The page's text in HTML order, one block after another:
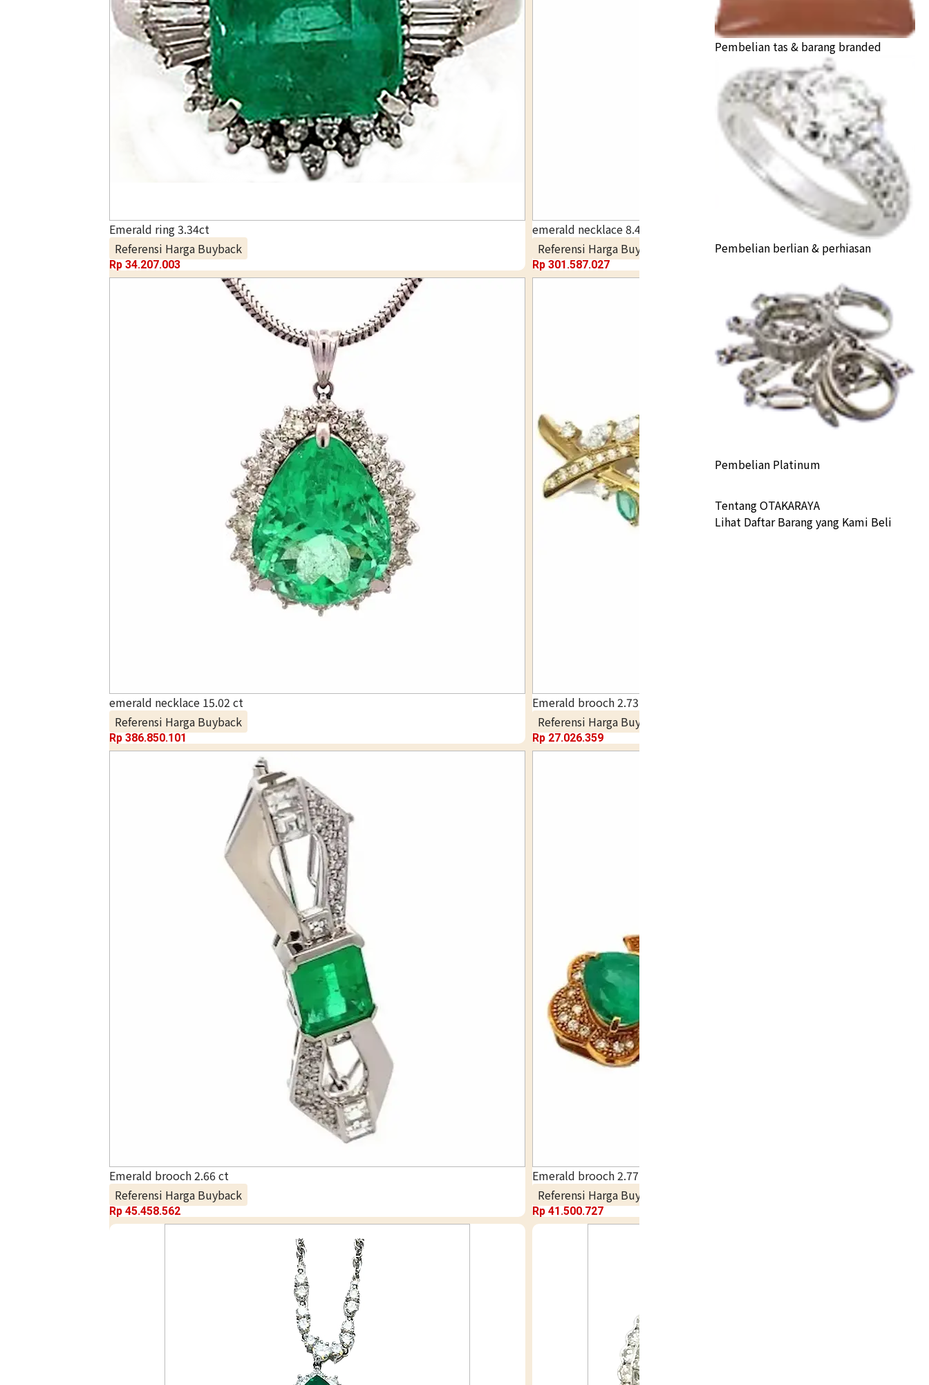
Emerald ring 3.34ct
Referensi Harga Buyback
Rp 34.207.003
emerald necklace 8.4 ct
Referensi Harga Buyback
Rp 301.587.027
emerald necklace 15.02 ct
Referensi Harga Buyback
Rp 386.850.101
Emerald brooch 2.73 ct
Referensi Harga Buyback
Rp 27.026.359
Emerald brooch 2.66 ct
Referensi Harga Buyback
Rp 45.458.562
Emerald brooch 2.77 ct
Referensi Harga Buyback
Rp 41.500.727
Pembelian tas & barang branded
Pembelian berlian & perhiasan
Pembelian Platinum
Tentang OTAKARAYA
Lihat Daftar Barang yang Kami Beli